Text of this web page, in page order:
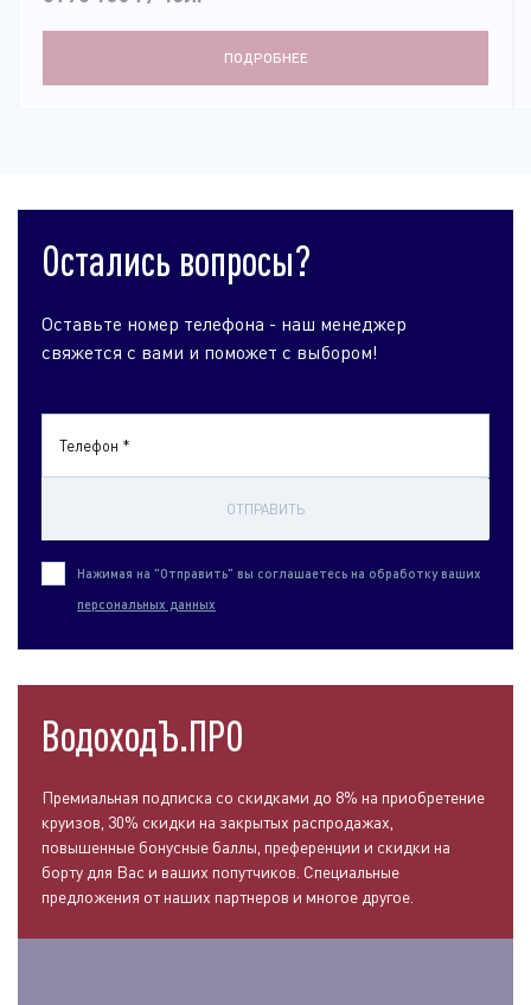
ПОДРОБНЕЕ
Остались вопросы?
Оставьте номер телефона - наш менеджер
свяжется с вами и поможет с выбором!
Телефон *
ОТПРАВИТЬ
Нажимая на "Отправить" вы соглашаетесь на обработку ваших
персональных данных
ВодоходЪ.ПРО
Премиальная подписка со скидками до 8% на приобретение
круизов, 30% скидки на закрытых распродажах,
повышенные бонусные баллы, преференции и скидки на
борту для Вас и ваших попутчиков. Специальные
предложения от наших партнеров и многое другое.